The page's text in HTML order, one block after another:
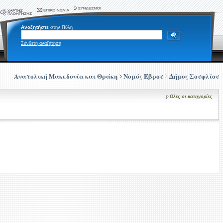
Αναζητήστε στην Πύλη
Σύνθετη αναζήτηση
Ανατολική Μακεδονία και Θράκη Νομός Έβρου Δήμος Σουφλίου
Ολες οι κατηγορίες